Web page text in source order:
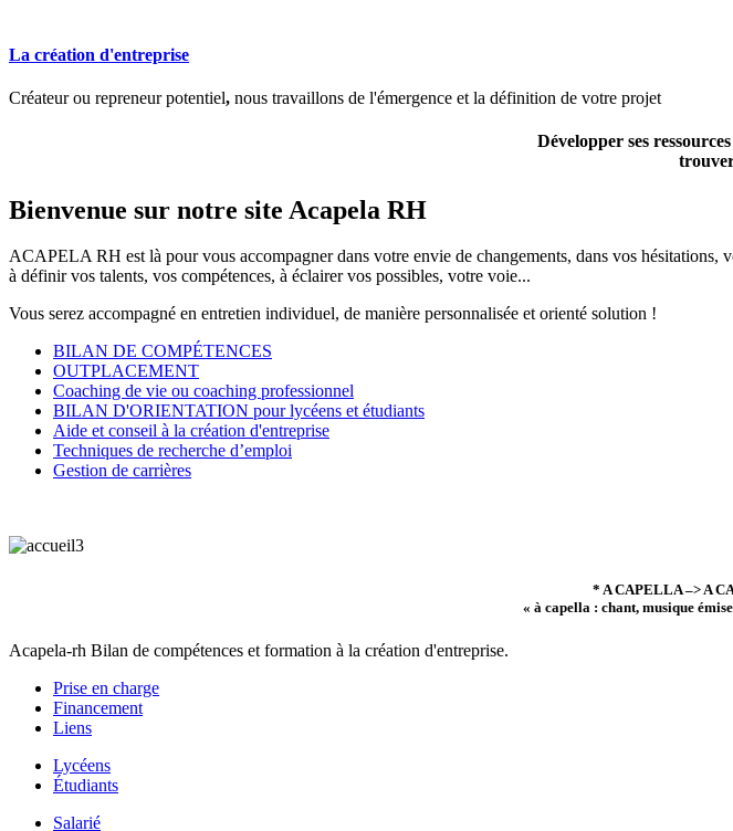
La création d'entreprise
Créateur ou repreneur potentiel, nous travaillons de l'émergence et la définition de votre projet
Développer ses
Bienvenue sur notre site Acapela RH
ACAPELA RH est là pour vous accompagner dans votre envie de changements, dans vos
à définir vos talents, vos compétences, à éclairer vos possibles, votre voie...
Vous serez accompagné en entretien individuel, de manière personnalisée et orienté solution !
BILAN DE COMPÉTENCES
OUTPLACEMENT
Coaching de vie ou coaching professionnel
BILAN D'ORIENTATION pour lycéens et étudiants
Aide et conseil à la création d'entreprise
Techniques de recherche d’emploi
Gestion de carrières
* A CAPELLA –> A
« à capella : chant, musique
Acapela-rh Bilan de compétences et formation à la création d'entreprise.
Prise en charge
Financement
Liens
Lycéens
Étudiants
Salarié